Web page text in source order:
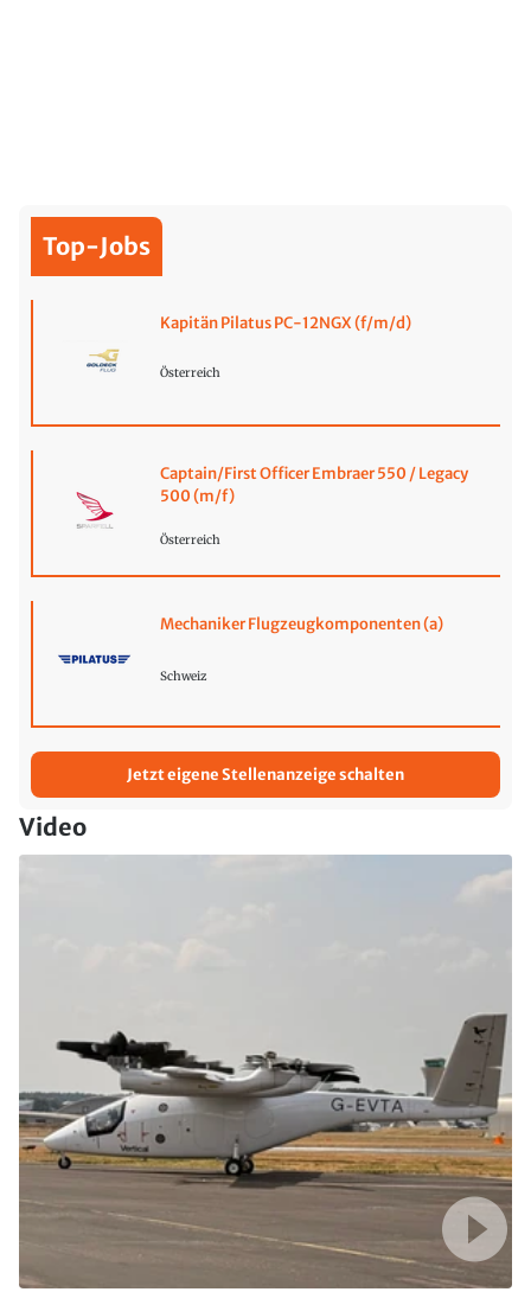
Top-Jobs
Kapitän Pilatus PC-12NGX (f/m/d)
Österreich
Captain/First Officer Embraer 550 / Legacy
500 (m/f)
Österreich
Mechaniker Flugzeugkomponenten (a)
Schweiz
Jetzt eigene Stellenanzeige schalten
Video